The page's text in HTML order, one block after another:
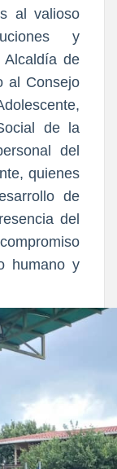
al valioso
y
Alcaldía de
al Consejo
de la
del
quienes
de
del
humano y